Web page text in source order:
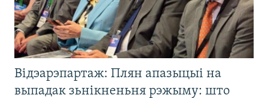
Відэарэпартаж: Плян апазыцыі на
выпадак зьнікненьня рэжыму: што